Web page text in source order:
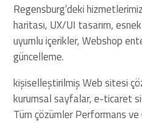
Regensburg’deki
haritası, UX/UI tasarım,
uyumlu içerikler, Webshop
güncelleme.
kişiselleştirilmiş Web sitesi
kurumsal sayfalar, e-ticaret
Tüm çözümler Performans ve